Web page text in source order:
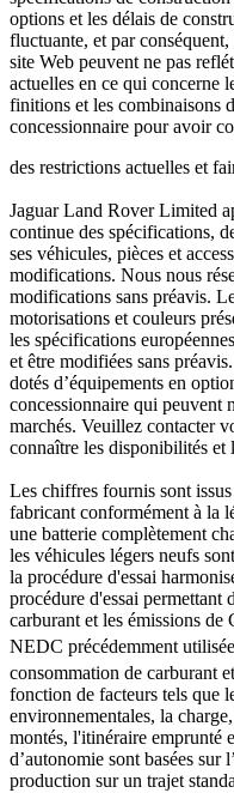
options et les délais de
fluctuante, et par
site Web peuvent ne pas
actuelles en ce qui concerne
finitions et les combinaisons
concessionnaire pour avoir
des restrictions actuelles et
Jaguar Land Rover Limited
continue des spécifications,
ses véhicules, pièces et
modifications. Nous nous
modifications sans préavis.
motorisations et couleurs
les spécifications
et être modifiées sans
dotés d’équipements en
concessionnaire qui peuvent
marchés. Veuillez contacter
connaître les disponibilités et
Les chiffres fournis sont
fabricant conformément à la
une batterie complètement
les véhicules légers neufs
la procédure d'essai
procédure d'essai permettant
carburant et les émissions de
NEDC précédemment
consommation de carburant
fonction de facteurs tels que
environnementales, la
montés, l'itinéraire emprunté
d’autonomie sont basées sur
production sur un trajet